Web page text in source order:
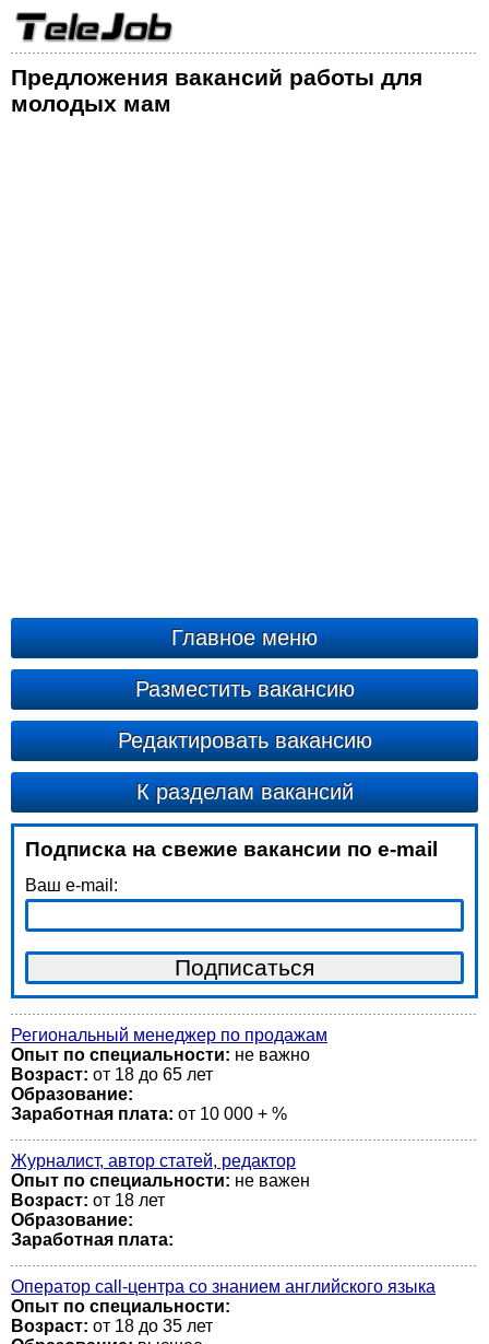
Предложения вакансий работы для
молодых мам
Главное меню
Разместить вакансию
Редактировать вакансию
К разделам вакансий
Подписка на свежие вакансии по e-mail
Ваш e-mail:
Региональный менеджер по продажам
Опыт по специальности: не важно
Возраст: от 18 до 65 лет
Образование:
Заработная плата: от 10 000 + %
Журналист, автор статей, редактор
Опыт по специальности: не важен
Возраст: от 18 лет
Образование:
Заработная плата:
Оператор call-центра со знанием английского языка
Опыт по специальности:
Возраст: от 18 до 35 лет